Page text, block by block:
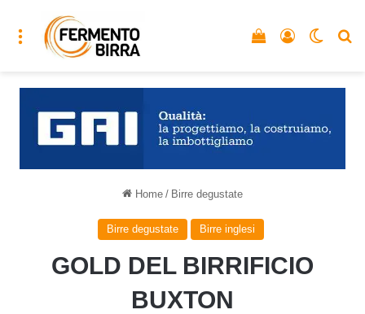
Menu Accedi
Vedi il carrello
Home / Birre degustate
Birre degustate Birre inglesi
GOLD DEL BIRRIFICIO
BUXTON